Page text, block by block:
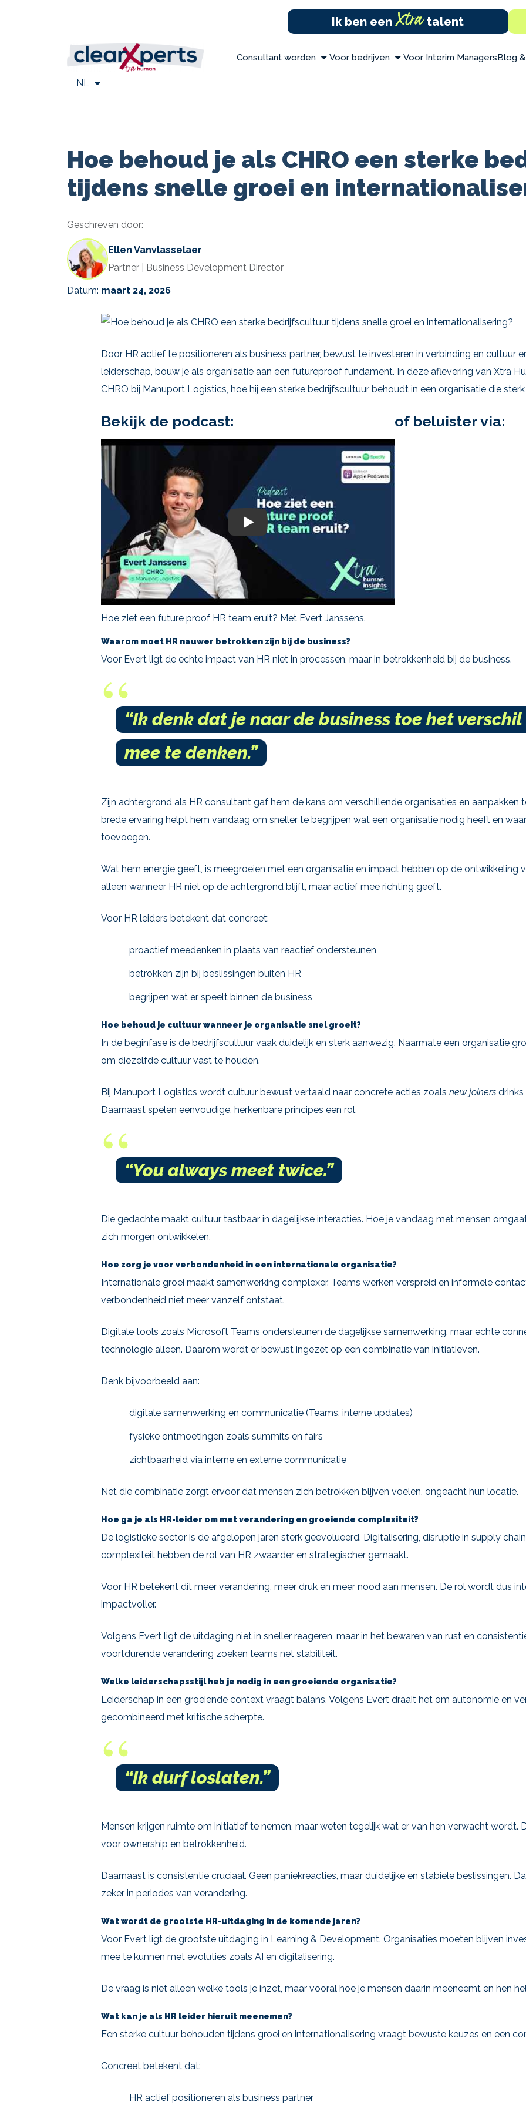
Ik ben eenXtratalent
Consultant worden Voor bedrijven Voor Interim ManagersBlog
NL
Hoe behoud je als CHRO een sterke
tijdens snelle groei en
Geschreven door:
Ellen Vanvlasselaer
Partner | Business Development Director
Datum: maart 24, 2026
Door HR actief te positioneren als business partner, bewust te investeren in verbinding en cultuur
leiderschap, bouw je als organisatie aan een futureproof fundament. In deze aflevering van Xtra
CHRO bij Manuport Logistics, hoe hij een sterke bedrijfscultuur behoudt in een organisatie die
Bekijk de podcast:
Play
Hoe ziet een future proof HR team eruit? Met Evert Janssens.
of beluister via:
Waarom moet HR nauwer betrokken zijn bij de business?
Voor Evert ligt de echte impact van HR niet in processen, maar in betrokkenheid bij de business.
“Ik denk dat je naar de business toe het
mee te denken.”
Zijn achtergrond als HR consultant gaf hem de kans om verschillende organisaties en aanpakken
brede ervaring helpt hem vandaag om sneller te begrijpen wat een organisatie nodig heeft en
toevoegen.
Wat hem energie geeft, is meegroeien met een organisatie en impact hebben op de ontwikkeling
alleen wanneer HR niet op de achtergrond blijft, maar actief mee richting geeft.
Voor HR leiders betekent dat concreet:
proactief meedenken in plaats van reactief ondersteunen
betrokken zijn bij beslissingen buiten HR
begrijpen wat er speelt binnen de business
Hoe behoud je cultuur wanneer je organisatie snel groeit?
In de beginfase is de bedrijfscultuur vaak duidelijk en sterk aanwezig. Naarmate een organisatie
om diezelfde cultuur vast te houden.
Bij Manuport Logistics wordt cultuur bewust vertaald naar concrete acties zoals new joiners
Daarnaast spelen eenvoudige, herkenbare principes een rol.
“You always meet twice.”
Die gedachte maakt cultuur tastbaar in dagelijkse interacties. Hoe je vandaag met mensen
zich morgen ontwikkelen.
Hoe zorg je voor verbondenheid in een internationale organisatie?
Internationale groei maakt samenwerking complexer. Teams werken verspreid en informele
verbondenheid niet meer vanzelf ontstaat.
Digitale tools zoals Microsoft Teams ondersteunen de dagelijkse samenwerking, maar echte
technologie alleen. Daarom wordt er bewust ingezet op een combinatie van initiatieven.
Denk bijvoorbeeld aan:
digitale samenwerking en communicatie (Teams, interne updates)
fysieke ontmoetingen zoals summits en fairs
zichtbaarheid via interne en externe communicatie
Net die combinatie zorgt ervoor dat mensen zich betrokken blijven voelen, ongeacht hun locatie.
Hoe ga je als HR-leider om met verandering en groeiende complexiteit?
De logistieke sector is de afgelopen jaren sterk geëvolueerd. Digitalisering, disruptie in supply
complexiteit hebben de rol van HR zwaarder en strategischer gemaakt.
Voor HR betekent dit meer verandering, meer druk en meer nood aan mensen. De rol wordt dus
impactvoller.
Volgens Evert ligt de uitdaging niet in sneller reageren, maar in het bewaren van rust en
voortdurende verandering zoeken teams net stabiliteit.
Welke leiderschapsstijl heb je nodig in een groeiende organisatie?
Leiderschap in een groeiende context vraagt balans. Volgens Evert draait het om autonomie en
gecombineerd met kritische scherpte.
“Ik durf loslaten.”
Mensen krijgen ruimte om initiatief te nemen, maar weten tegelijk wat er van hen verwacht wordt.
voor ownership en betrokkenheid.
Daarnaast is consistentie cruciaal. Geen paniekreacties, maar duidelijke en stabiele beslissingen.
zeker in periodes van verandering.
Wat wordt de grootste HR-uitdaging in de komende jaren?
Voor Evert ligt de grootste uitdaging in Learning & Development. Organisaties moeten blijven
mee te kunnen met evoluties zoals AI en digitalisering.
De vraag is niet alleen welke tools je inzet, maar vooral hoe je mensen daarin meeneemt en hen
Wat kan je als HR leider hieruit meenemen?
Een sterke cultuur behouden tijdens groei en internationalisering vraagt bewuste keuzes en een
Concreet betekent dat:
HR actief positioneren als business partner